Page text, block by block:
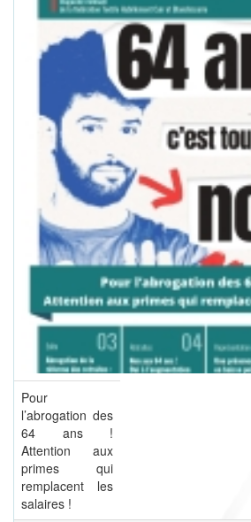
Pour
l’abrogation des
64 ans !
Attention aux
primes qui
remplacent les
salaires !